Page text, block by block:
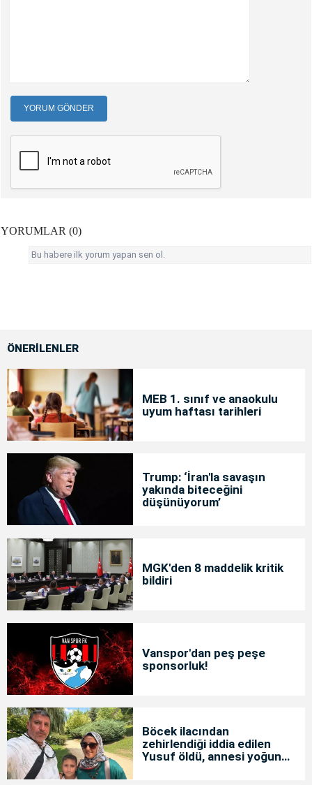
YORUM GÖNDER
YORUMLAR (0)
Bu habere ilk yorum yapan sen ol.
ÖNERİLENLER
MEB 1. sınıf ve anaokulu
uyum haftası tarihleri
Trump: ‘İran'la savaşın
yakında biteceğini
düşünüyorum’
MGK'den 8 maddelik kritik
bildiri
Vanspor'dan peş peşe
sponsorluk!
Böcek ilacından
zehirlendiği iddia edilen
Yusuf öldü, annesi yoğun